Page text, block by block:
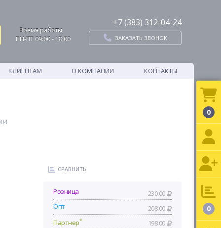
Время работы:
ПН-ПТ 09:00 - 18:00
+7 (383) 312-04-24
ЗАКАЗАТЬ ЗВОНОК
КЛИЕНТАМ О КОМПАНИИ КОНТАКТЫ
СРАВНИТЬ
Розница
230.00
Опт
208.00
Партнер* 198.00
0
0